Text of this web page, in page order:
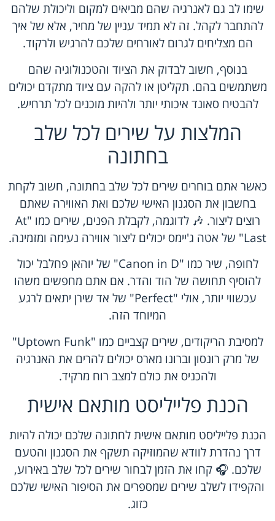
שימו לב גם לאנרגיה שהם מביאים למקום וליכולת שלהם
להתחבר לקהל. זה לא תמיד עניין של מחיר, אלא של איך
הם מצליחים לגרום לאורחים שלכם להרגיש ולרקוד.
בנוסף, חשוב לבדוק את הציוד והטכנולוגיה שהם
משתמשים בהם. תקליטן או להקה עם ציוד מתקדם יכולים
להבטיח סאונד איכותי יותר ולהיות מוכנים לכל תרחיש.
המלצות על שירים לכל שלב
בחתונה
כאשר אתם בוחרים שירים לכל שלב בחתונה, חשוב לקחת
בחשבון את הסגנון האישי שלכם ואת האווירה שאתם
רוצים ליצור. 🎶 לדוגמה, לקבלת הפנים, שירים כמו "At
Last" של אטה ג'יימס יכולים ליצור אווירה נעימה ומזמינה.
לחופה, שיר כמו "Canon in D" של יוהאן פחלבל יכול
להוסיף תחושה של הוד והדר. אם אתם מחפשים משהו
עכשווי יותר, אולי "Perfect" של אד שירן יתאים לרגע
המיוחד הזה.
למסיבת הריקודים, שירים קצביים כמו "Uptown Funk"
של מרק רונסון וברונו מארס יכולים להרים את האנרגיה
ולהכניס את כולם למצב רוח מרקיד.
הכנת פלייליסט מותאם אישית
הכנת פלייליסט מותאם אישית לחתונה שלכם יכולה להיות
דרך נהדרת לוודא שהמוזיקה תשקף את הסגנון והטעם
שלכם. 🎧 קחו את הזמן לבחור שירים לכל שלב באירוע,
והקפידו לשלב שירים שמספרים את הסיפור האישי שלכם
כזוג.